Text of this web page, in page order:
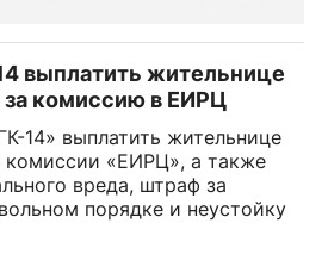
выплатить жительнице
за комиссию в ЕИРЦ
14» выплатить жительнице
комиссии «ЕИРЦ», а также
вреда, штраф за
порядке и неустойку